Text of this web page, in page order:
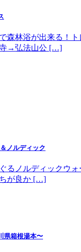
森林浴が出来る！
→弘法山公 […]
ノルディック
るノルディックウ
が良か […]
県箱根湯本〜